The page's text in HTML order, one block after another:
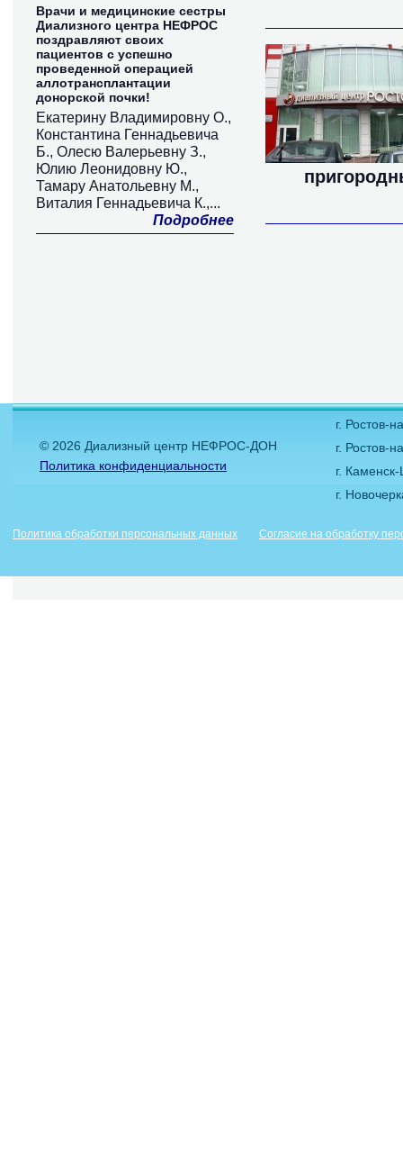
Врачи и медицинские сестры
Диализного центра НЕФРОС
поздравляют своих
пациентов с успешно
проведенной операцией
аллотрансплантации
донорской почки!
Екатерину Владимировну О.,
Константина Геннадьевича
Б., Олесю Валерьевну З.,
Юлию Леонидовну Ю.,
Тамару Анатольевну М.,
Виталия Геннадьевича К.,...
Подробнее
© 2026 Диализный центр НЕФРОС-ДОН
Политика конфиденциальности
г. Ростов-
г. Ростов-
г.
г.
Политика обработки персональных данных Согласие на обработку